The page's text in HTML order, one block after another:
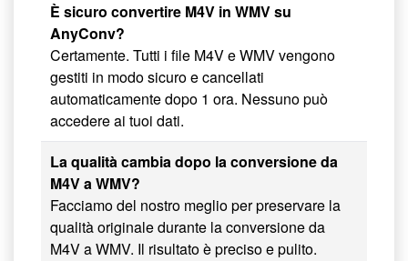
È sicuro convertire M4V in WMV su
AnyConv?
Certamente. Tutti i file M4V e WMV vengono
gestiti in modo sicuro e cancellati
automaticamente dopo 1 ora. Nessuno può
accedere ai tuoi dati.
La qualità cambia dopo la conversione da
M4V a WMV?
Facciamo del nostro meglio per preservare la
qualità originale durante la conversione da
M4V a WMV. Il risultato è preciso e pulito.